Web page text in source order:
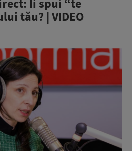
Îi spui “te
tău? | VIDEO